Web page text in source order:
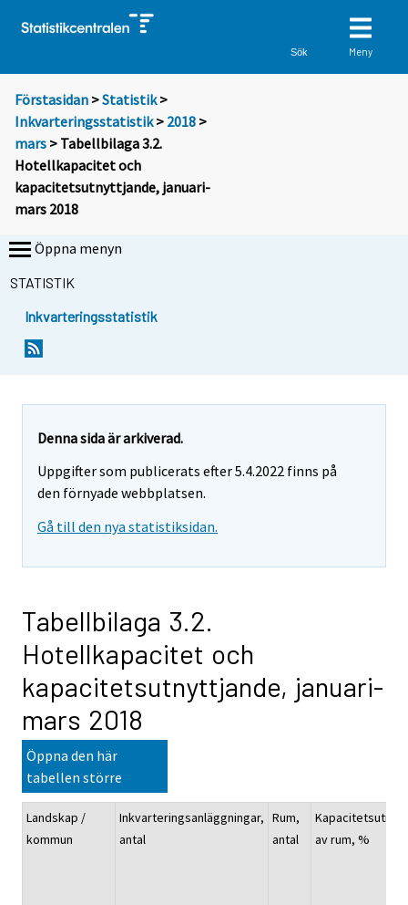
Sök Meny
Förstasidan >Statistik >
Inkvarteringsstatistik> 2018 >
mars > Tabellbilaga 3.2.
Hotellkapacitet och
kapacitetsutnyttjande, januari-
mars 2018
Öppna menyn
STATISTIK
Inkvarteringsstatistik
Denna sida är arkiverad.
Uppgifter som publicerats efter 5.4.2022 finns på
den förnyade webbplatsen.
Gå till den nya statistiksidan.
Tabellbilaga 3.2.
Hotellkapacitet och
kapacitetsutnyttjande, januari-
mars 2018
Öppna den här
tabellen större
Landskap /
kommun
Inkvarteringsanläggningar,
antal
Rum,
antal
av rum, %